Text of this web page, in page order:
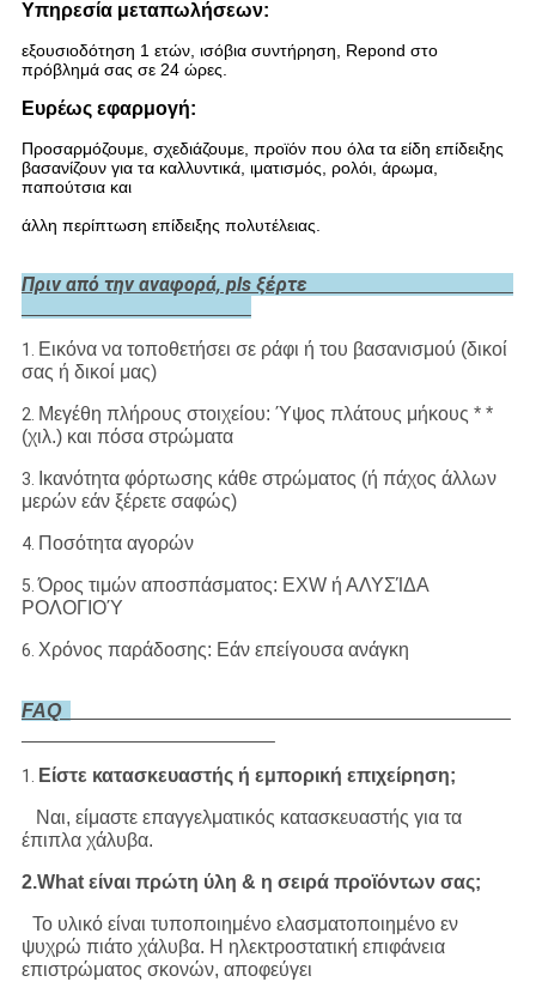
Υπηρεσία μεταπωλήσεων:
εξουσιοδότηση 1 ετών, ισόβια συντήρηση, Repond στο
πρόβλημά σας σε 24 ώρες.
Ευρέως εφαρμογή:
Προσαρμόζουμε, σχεδιάζουμε, προϊόν που όλα τα είδη επίδειξης
βασανίζουν για τα καλλυντικά, ιματισμός, ρολόι, άρωμα,
παπούτσια και
άλλη περίπτωση επίδειξης πολυτέλειας.
Πριν από την αναφορά, pls ξέρτε
1. Εικόνα να τοποθετήσει σε ράφι ή του βασανισμού (δικοί
σας ή δικοί μας)
2. Μεγέθη πλήρους στοιχείου: Ύψος πλάτους μήκους * *
(χιλ.) και πόσα στρώματα
3. Ικανότητα φόρτωσης κάθε στρώματος (ή πάχος άλλων
μερών εάν ξέρετε σαφώς)
4. Ποσότητα αγορών
5.Όρος τιμών αποσπάσματος: EXW ή ΑΛΥΣΊΔΑ
ΡΟΛΟΓΙΟΎ
6. Χρόνος παράδοσης: Εάν επείγουσα ανάγκη
FAQ
1. Είστε κατασκευαστής ή εμπορική επιχείρηση;
Ναι, είμαστε επαγγελματικός κατασκευαστής για τα
έπιπλα χάλυβα.
2.What είναι πρώτη ύλη & η σειρά προϊόντων σας;
Το υλικό είναι τυποποιημένο ελασματοποιημένο εν
ψυχρώ πιάτο χάλυβα. Η ηλεκτροστατική επιφάνεια
επιστρώματος σκονών, αποφεύγει